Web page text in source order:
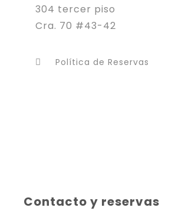
304 tercer piso
Cra. 70 #43-42
Política de Reservas
Contacto y reservas